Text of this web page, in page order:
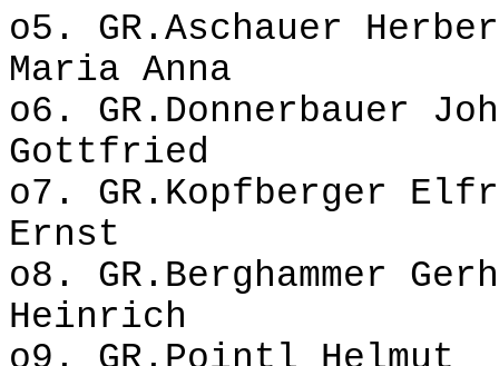
o5. GR.Aschauer
Maria Anna
o6. GR.Donnerbauer
Gottfried
o7. GR.Kopfberger
Ernst
o8. GR.Berghammer
Heinrich